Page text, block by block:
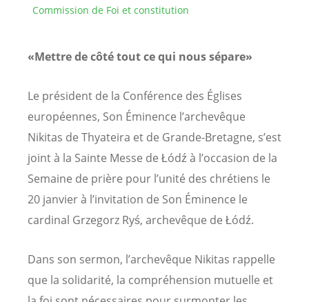
Commission de Foi et constitution
«Mettre de côté tout ce qui nous sépare»
Le président de la Conférence des Églises
européennes, Son Éminence l’archevêque
Nikitas de Thyateira et de Grande-Bretagne, s’est
joint à la Sainte Messe de Łódź à l’occasion de la
Semaine de prière pour l’unité des chrétiens le
20 janvier à l’invitation de Son Éminence le
cardinal Grzegorz Ryś, archevêque de Łódź.
Dans son sermon, l’archevêque Nikitas rappelle
que la solidarité, la compréhension mutuelle et